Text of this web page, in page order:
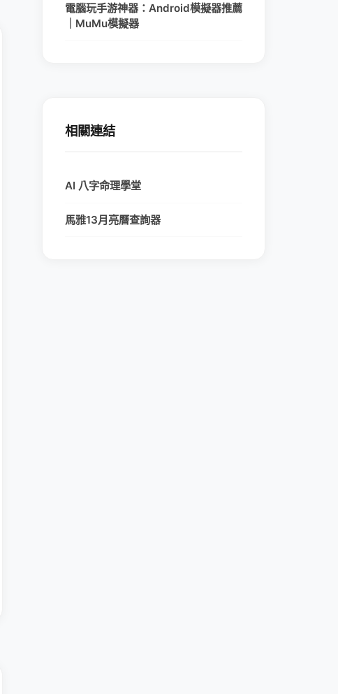
電腦玩手游神器：Android模擬器推薦
｜MuMu模擬器
相關連結
AI 八字命理學堂
馬雅13月亮曆查詢器